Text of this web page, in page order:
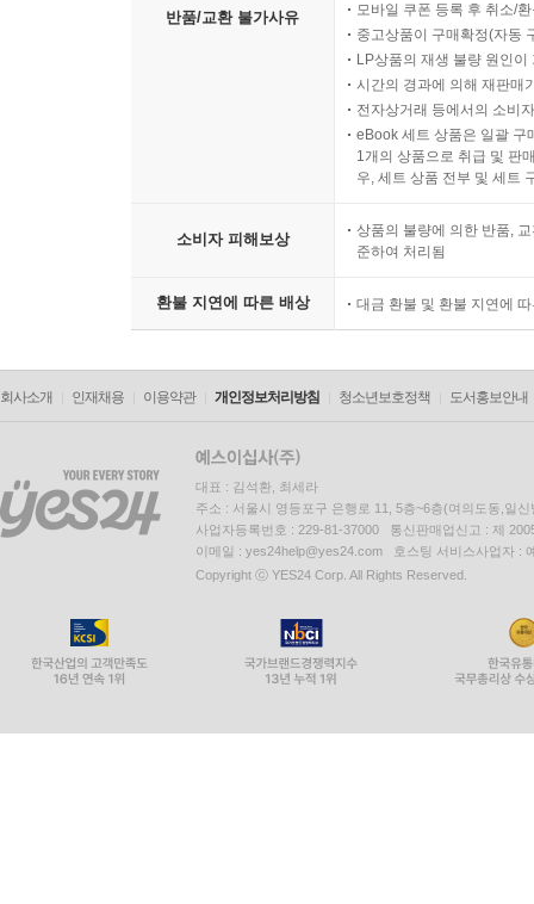
반품/교환 불가사유
모바일 쿠폰 등록 후 취소/
중고상품이 구매확정(자동
LP상품의 재생 불량 원인
시간의 경과에 의해 재판매
전자상거래 등에서의 소비
eBook 세트 상품은 일괄 구
1개의 상품으로 취급 및 판
우, 세트 상품 전부 및 세트
소비자 피해보상
상품의 불량에 의한 반품,
준하여 처리됨
환불 지연에 따른 배상 대금 환불 및 환불 지연에
회사소개 인재채용 이용약관 개인정보처리방침 청소년보호정책 도서홍보안내
대표 : 김석환, 최세라
주소 : 서울시 영등포구 은행로 11, 5층~6층(여의도동,일신
사업자등록번호 : 229-81-37000 통신판매업신고 : 제
이메일 : yes24help@yes24.com 호스팅 서비스사업자 :
Copyright ⓒ YES24 Corp. All Rights Reserved.